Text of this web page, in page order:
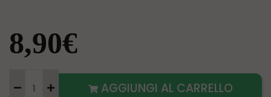
8,90€
AGGIUNGI AL CARRELLO